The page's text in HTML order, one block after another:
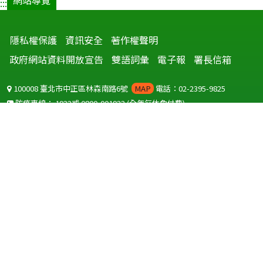
:::
隱私權保護 資訊安全 著作權聲明
政府網站資料開放宣告
雙語詞彙 電子報 署長信箱
100008 臺北市中正區林森南路6號 MAP 電話：02-2395-9825
防疫專線：1922或0800-001922(全年無休免付費)